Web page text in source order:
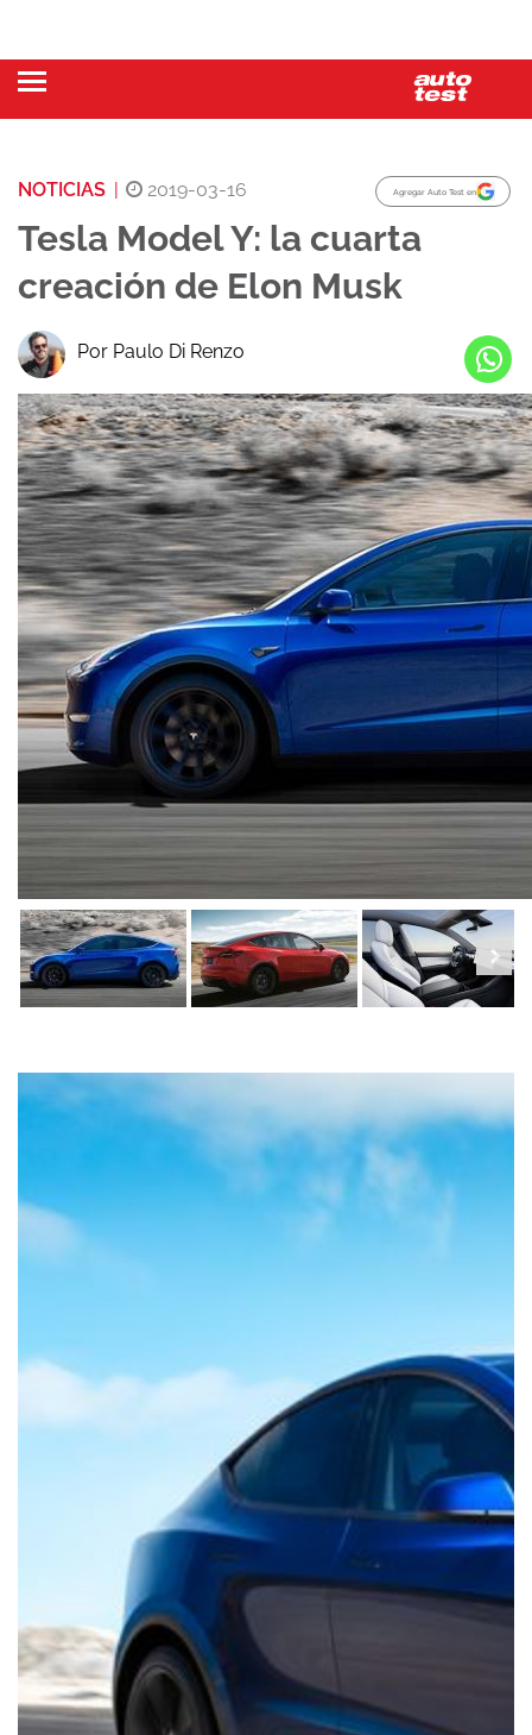
NOTICIAS | 2019-03-16 Agregar Auto Test en
Tesla Model Y: la cuarta
creación de Elon Musk
Por Paulo Di Renzo